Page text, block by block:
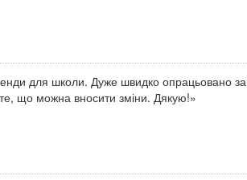
для школи. Дуже швидко опрацьовано
що можна вносити зміни. Дякую!»